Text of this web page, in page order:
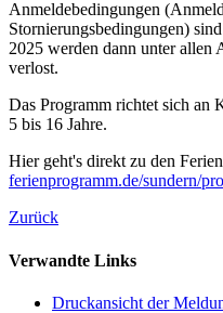
Anmeldebedingungen
Stornierungsbedingungen)
2025 werden dann unter allen
verlost.
Das Programm richtet sich an
5 bis 16 Jahre.
Hier geht's direkt zu den
ferienprogramm.de/sundern/
Zurück
Verwandte Links
Druckansicht der